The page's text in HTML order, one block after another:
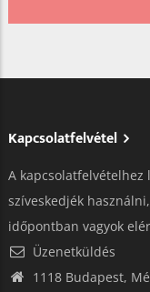
Kapcsolatfelvétel
A
szíveskedjék
időpontban vagyok
Üzenetküldés
1118 Budapest,